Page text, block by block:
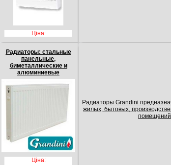
Ціна:
Радиаторы: стальные
панельные,
биметаллические и
алюминиевые
Ціна:
Радиаторы Grandini
жилых, бытовых,